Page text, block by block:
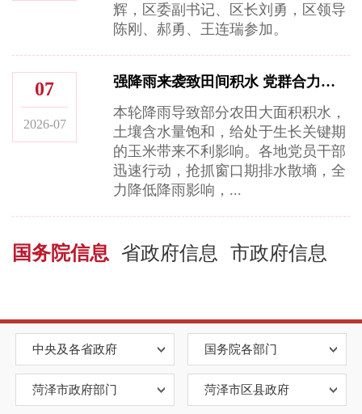
辉，区委副书记、区长刘勇，区领导
陈刚、郝勇、王连瑞参加。
07
2026-07
强降雨来袭致田间积水 党群合力排涝保秋粮
本轮降雨导致部分农田大面积积水，
土壤含水量饱和，给处于生长关键期
的玉米带来不利影响。各地党员干部
迅速行动，抢抓窗口期排水散墒，全
力降低降雨影响，...
国务院信息 省政府信息 市政府信息
中央及各省政府 国务院各部门
菏泽市政府部门 菏泽市区县政府